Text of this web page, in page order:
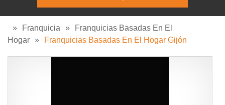
» Franquicia »
Franquicias Basadas En El
Hogar » Franquicias Basadas En El Hogar Gijón